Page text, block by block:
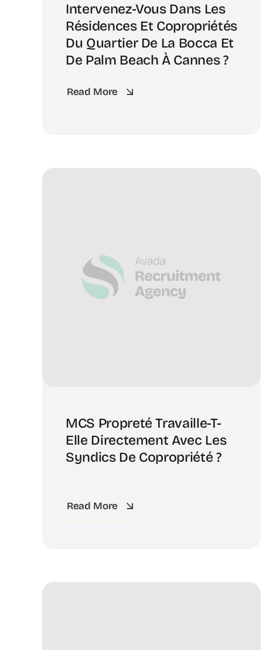
Intervenez-Vous Dans Les
Résidences Et Copropriétés
Du Quartier De La Bocca Et
De Palm Beach À Cannes ?
Read More
MCS Propreté Travaille-T-
Elle Directement Avec Les
Syndics De Copropriété ?
Read More